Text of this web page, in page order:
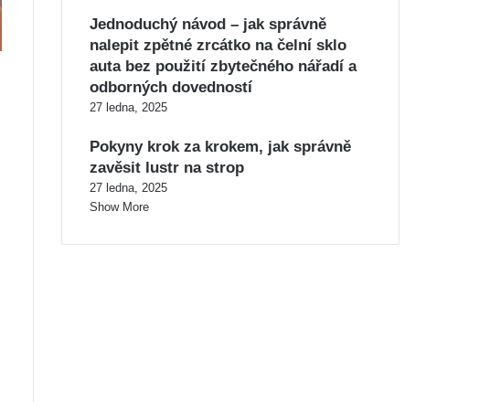
Jednoduchý návod – jak správně
nalepit zpětné zrcátko na čelní sklo
auta bez použití zbytečného nářadí a
odborných dovedností
27 ledna, 2025
Pokyny krok za krokem, jak správně
zavěsit lustr na strop
27 ledna, 2025
Show More